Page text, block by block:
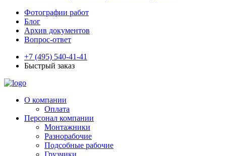
Фотографии работ
Блог
Архив документов
Вопрос-ответ
+7 (495) 540-41-41
Быстрый заказ
О компании
Оплата
Персонал компании
Монтажники
Разнорабочие
Подсобные рабочие
Грузчики